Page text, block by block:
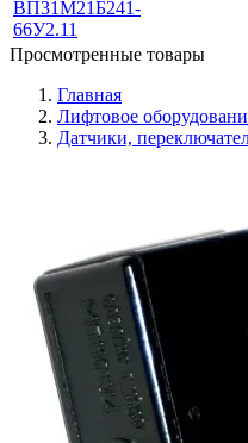
Просмотренные товары
Главная
Лифтовое
Датчики,